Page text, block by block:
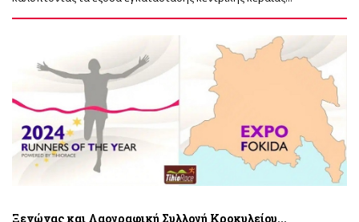
Ξενώνας και Λαογραφική Συλλογή Κροκυλείου...